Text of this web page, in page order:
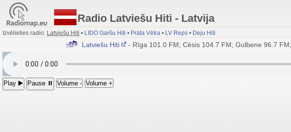
Radio Latviešu Hiti - Latvija
Izvēlieties radio: Latviešu Hiti • LIDO Garšu Hiti • Prāta Vētra • LV Reps • Deju Hiti
Radio Latviešu Hiti - Rīga 101.0 FM; Cēsis 104.7 FM; Gulbene 96.7 FM;
Play ▶️ Pause ⏸ Volume - Volume +